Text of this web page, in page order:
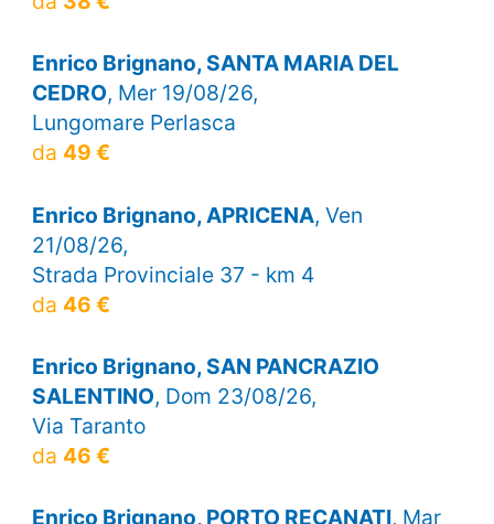
Enrico Brignano, SANTA MARIA DEL
CEDRO, Mer 19/08/26,
Lungomare Perlasca
da 49 €
Enrico Brignano, APRICENA, Ven
21/08/26,
Strada Provinciale 37 - km 4
da 46 €
Enrico Brignano, SAN PANCRAZIO
SALENTINO, Dom 23/08/26,
Via Taranto
da 46 €
Enrico Brignano, PORTO RECANATI, Mar